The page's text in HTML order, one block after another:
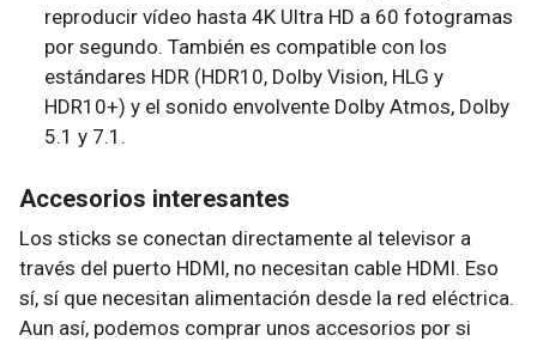
reproducir vídeo hasta 4K Ultra HD a 60 fotogramas
por segundo. También es compatible con los
estándares HDR (HDR10, Dolby Vision, HLG y
HDR10+) y el sonido envolvente Dolby Atmos, Dolby
5.1 y 7.1.
Accesorios interesantes
Los sticks se conectan directamente al televisor a
través del puerto HDMI, no necesitan cable HDMI. Eso
sí, sí que necesitan alimentación desde la red eléctrica.
Aun así, podemos comprar unos accesorios por si